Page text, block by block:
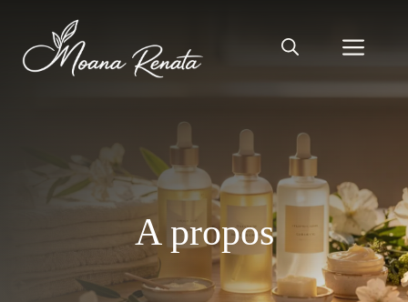
contenu
A propos